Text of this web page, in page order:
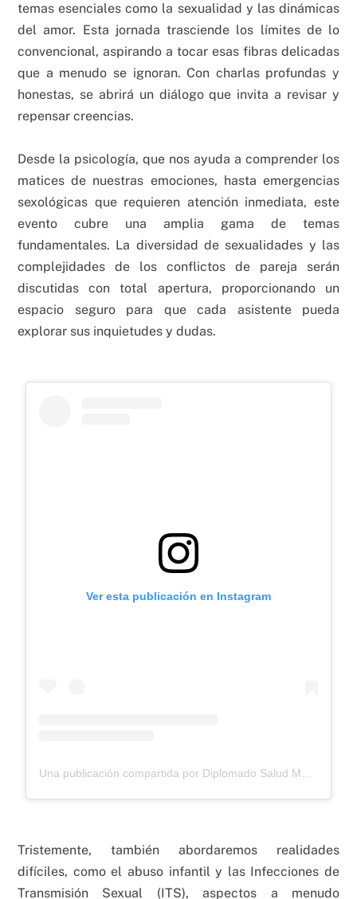
temas esenciales como la sexualidad y las dinámicas
del amor. Esta jornada trasciende los límites de lo
convencional, aspirando a tocar esas fibras delicadas
que a menudo se ignoran. Con charlas profundas y
honestas, se abrirá un diálogo que invita a revisar y
repensar creencias.
Desde la psicología, que nos ayuda a comprender los
matices de nuestras emociones, hasta emergencias
sexológicas que requieren atención inmediata, este
evento cubre una amplia gama de temas
fundamentales. La diversidad de sexualidades y las
complejidades de los conflictos de pareja serán
discutidas con total apertura, proporcionando un
espacio seguro para que cada asistente pueda
explorar sus inquietudes y dudas.
Ver esta publicación en Instagram
Una publicación compartida por Diplomado Salud Mental (@diplomadosaludmentalfcsuc)
Tristemente, también abordaremos realidades
difíciles, como el abuso infantil y las Infecciones de
Transmisión Sexual (ITS), aspectos a menudo